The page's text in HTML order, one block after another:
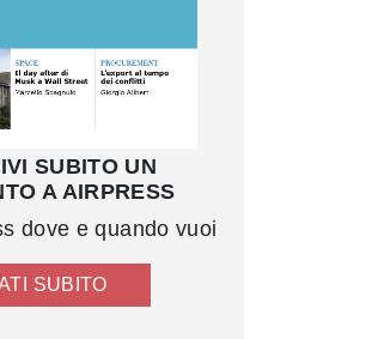
SUBITO UN
A AIRPRESS
dove e quando vuoi
SUBITO